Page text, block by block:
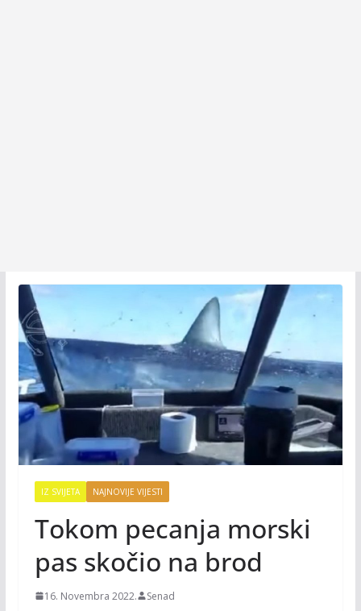
IZ SVIJETA NAJNOVIJE VIJESTI
Tokom pecanja morski
pas skočio na brod
16. Novembra 2022. Senad